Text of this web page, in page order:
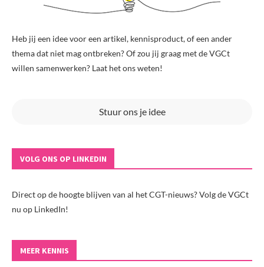
Heb jij een idee voor een artikel, kennisproduct, of een ander
thema dat niet mag ontbreken? Of zou jij graag met de VGCt
willen samenwerken? Laat het ons weten!
Stuur ons je idee
VOLG ONS OP LINKEDIN
Direct op de hoogte blijven van al het CGT-nieuws? Volg de VGCt
nu op LinkedIn!
MEER KENNIS